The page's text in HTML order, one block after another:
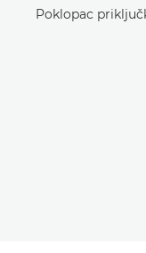
Poklopac